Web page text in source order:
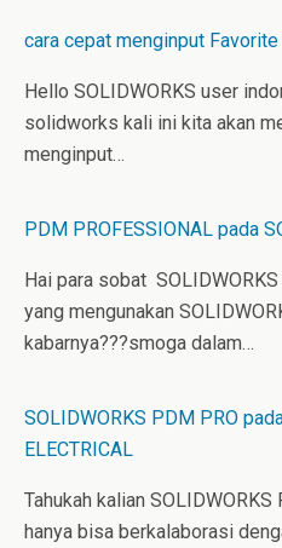
cara cepat menginput
Hello SOLIDWORKS user
solidworks kali ini kita akan
menginput…
PDM PROFESSIONAL pada
Hai para sobat
yang mengunakan
kabarnya???smoga dalam…
SOLIDWORKS PDM PRO
ELECTRICAL
Tahukah kalian
hanya bisa berkalaborasi